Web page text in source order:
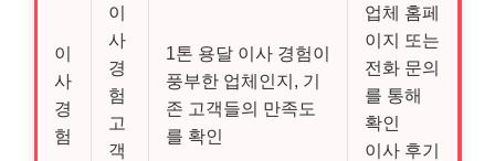
이
사
경
험
이
사
경
험
고
객
1톤 용달 이사 경험이
풍부한 업체인지, 기
존 고객들의 만족도
를 확인
업체 홈페
이지 또는
전화 문의
를 통해
확인
이사 후기